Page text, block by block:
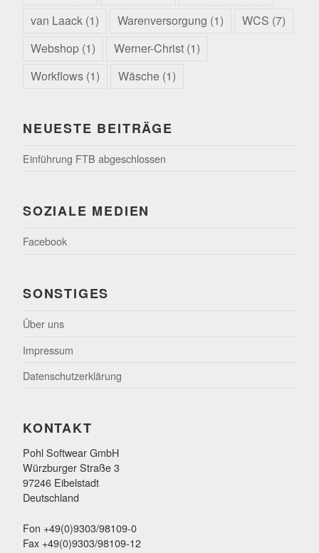
van Laack (1) Warenversorgung (1) WCS (7)
Webshop (1) Werner-Christ (1)
Workflows (1) Wäsche (1)
NEUESTE BEITRÄGE
Einführung FTB abgeschlossen
SOZIALE MEDIEN
Facebook
SONSTIGES
Über uns
Impressum
Datenschutzerklärung
KONTAKT
Pohl Softwear GmbH
Würzburger Straße 3
97246 Eibelstadt
Deutschland
Fon +49(0)9303/98109-0
Fax +49(0)9303/98109-12